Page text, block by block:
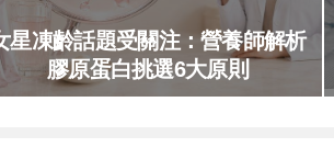
星凍齡話題受關注：營養師解析
膠原蛋白挑選6大原則